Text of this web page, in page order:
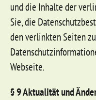
und die Inhalte der
Sie, die
den verlinkten Seiten
Webseite.
§ 9 Aktualität und